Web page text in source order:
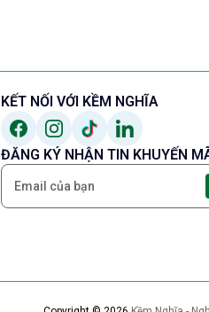
KẾT NỐI VỚI KỀM NGHĨA
ĐĂNG KÝ NHẬN TIN KHUYẾN